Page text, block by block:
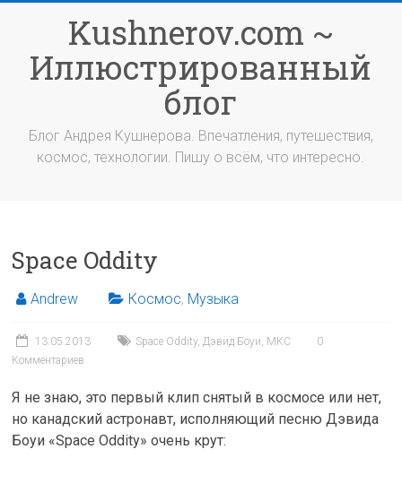
содержимомуKushnerov.com ~
Иллюстрированный
блог
Блог Андрея Кушнерова. Впечатления, путешествия,
космос, технологии. Пишу о всём, что интересно.
Space Oddity
Andrew Космос, Музыка
13.05.2013 Space Oddity,Дэвид Боуи, МКС
0
Комментариев
Я не знаю, это первый клип снятый в космосе или нет,
но канадский астронавт, исполняющий песню Дэвида
Боуи «Space Oddity» очень крут: